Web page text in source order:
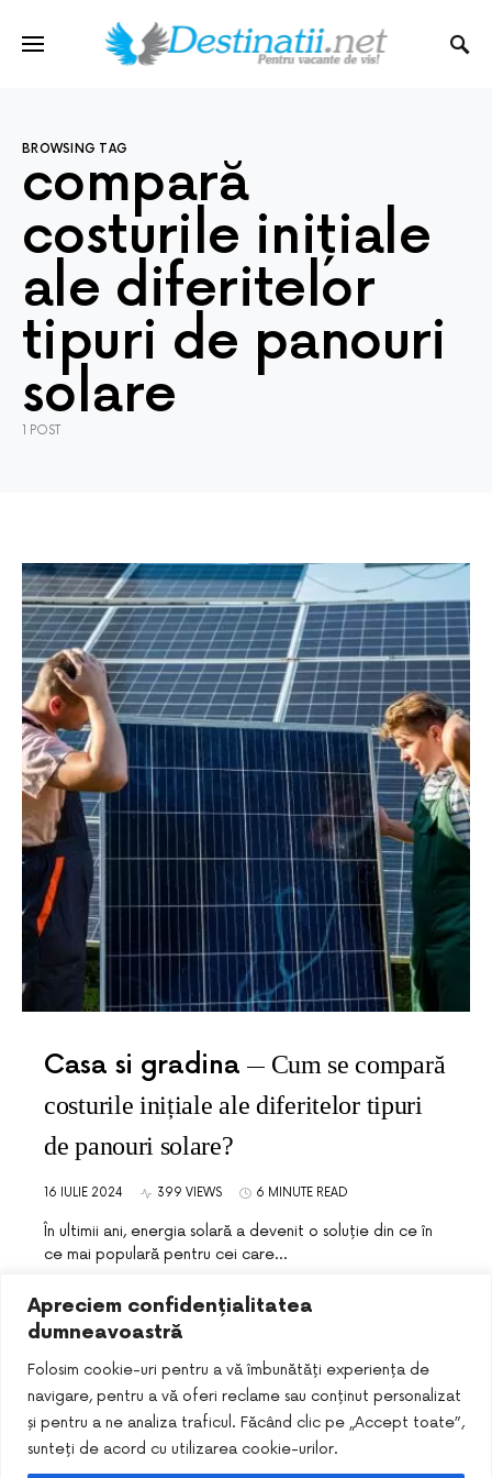
Apreciem confidențialitatea
dumneavoastră
Folosim cookie-uri pentru a vă îmbunătăți experiența de
navigare, pentru a vă oferi reclame sau conținut personalizat
și pentru a ne analiza traficul. Făcând clic pe „Accept toate”,
sunteți de acord cu utilizarea cookie-urilor.
BROWSING TAG
compară
costurile inițiale
ale diferitelor
tipuri de panouri
solare
1 POST
Casa si gradina
Cum se compară
costurile inițiale ale diferitelor tipuri
de panouri solare?
16 IULIE 2024 399 VIEWS 6 MINUTE READ
În ultimii ani, energia solară a devenit o soluție din ce în
ce mai populară pentru cei care…